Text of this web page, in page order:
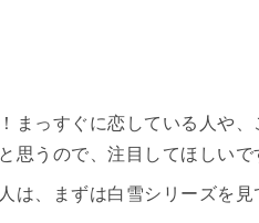
まっすぐに恋している人や
思うので、注目してほしいで
は、まずは白雪シリーズを見